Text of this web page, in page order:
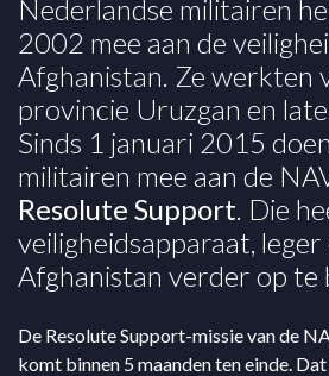
Nederlandse militairen
2002 mee aan de
Afghanistan. Ze werkten
provincie Uruzgan en
Sinds 1 januari 2015
militairen mee aan de
Resolute Support. Die
veiligheidsapparaat,
Afghanistan verder op te
De Resolute Support-missie van de
komt binnen 5 maanden ten einde.